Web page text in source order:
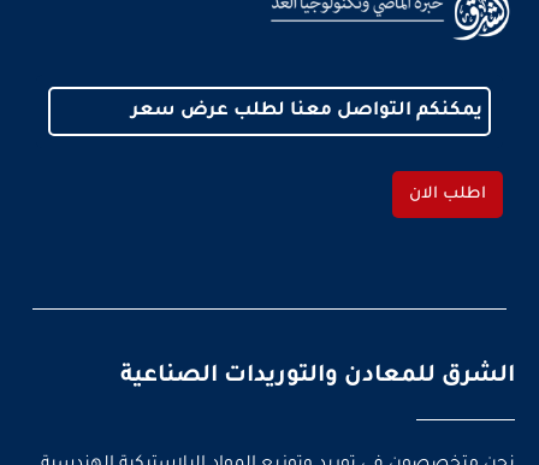
يمكنكم التواصل معنا لطلب عرض سعر
اطلب الان
الشرق للمعادن والتوريدات الصناعية